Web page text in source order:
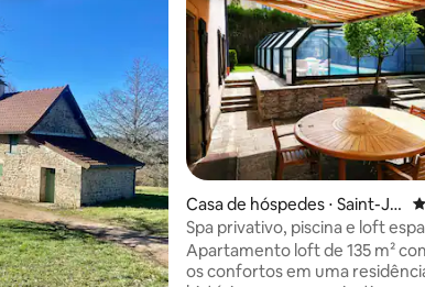
621 avaliações
Casa de hóspedes ⋅ Saint-Jul
ien-lès-Montbéliard
Spa privativo, piscina e loft
ar-condicionado
Apartamento loft de 135 m²
os confortos em uma